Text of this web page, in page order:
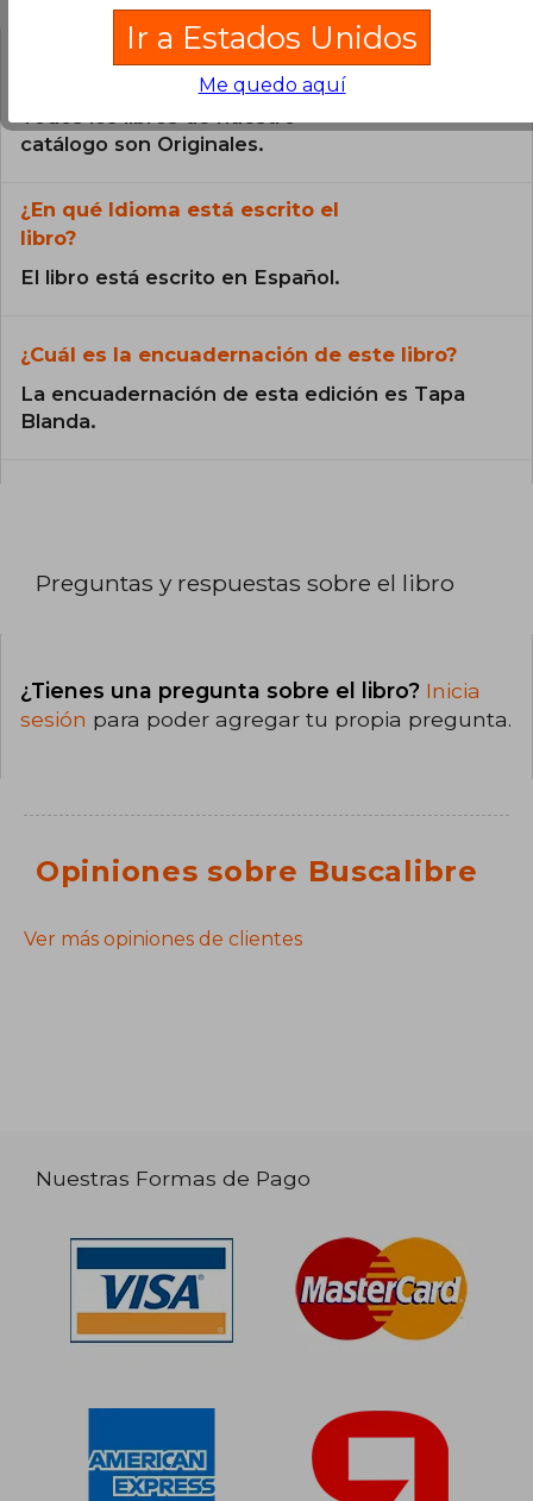
¿El libro es original?
catálogo son Originales.
¿En qué Idioma está escrito el
libro?
El libro está escrito en Español.
¿Cuál es la encuadernación de este libro?
La encuadernación de esta edición es Tapa
Blanda.
Preguntas y respuestas sobre el libro
¿Tienes una pregunta sobre el libro? Inicia
sesión para poder agregar tu propia pregunta.
Opiniones sobre Buscalibre
Ver más opiniones de clientes
Nuestras Formas de Pago
Ir a Estados Unidos
Me quedo aquí